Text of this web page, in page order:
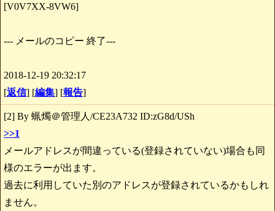
[V0V7XX-8VW6]
--- メールのコピー 終了---
2018-12-19 20:32:17
[返信] [編集] [報告]
[2] By 蝋燭＠管理人/CE23A732 ID:zG8d/USh
>>1
メールアドレスが間違っている(登録されていない)場合も同
様のエラーが出ます。
過去に利用していた別のアドレスが登録されているかもしれ
ません。